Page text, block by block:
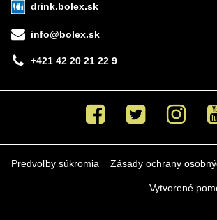
drink.bolex.sk
info@bolex.sk
+421 42 20 21 22 9
Facebook Twitter Instagram
Predvoľby súkromia Zásady ochrany
Vytvorené